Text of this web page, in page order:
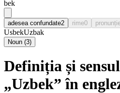
bek
adesea confundate2 rime0
UsbekUzbak
Noun (3)
Definiția și
„Uzbek” în